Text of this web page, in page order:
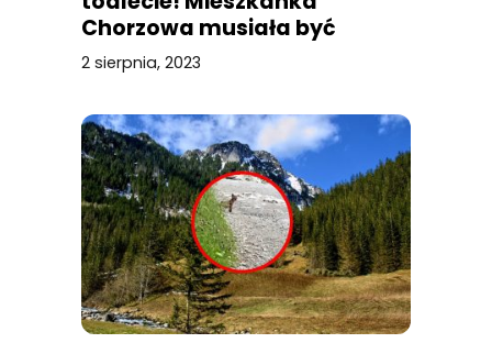
Chorzowa musiała być
przerażona
2 sierpnia, 2023